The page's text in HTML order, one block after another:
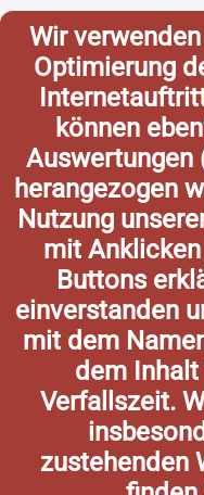
Wir
Optimierung
können
Auswertungen
herangezogen
Nutzung
mit
Buttons
einverstanden
mit dem
dem Inhalt
Verfallszeit.
zustehenden